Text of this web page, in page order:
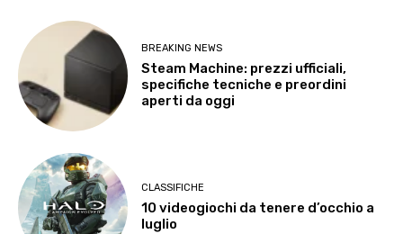
BREAKING NEWS
Steam Machine: prezzi ufficiali,
specifiche tecniche e preordini
aperti da oggi
CLASSIFICHE
10 videogiochi da tenere d’occhio a
luglio